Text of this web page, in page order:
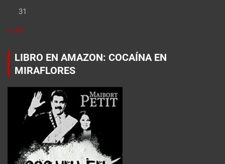
31
« Jul
LIBRO EN AMAZON: COCAÍNA EN
MIRAFLORES